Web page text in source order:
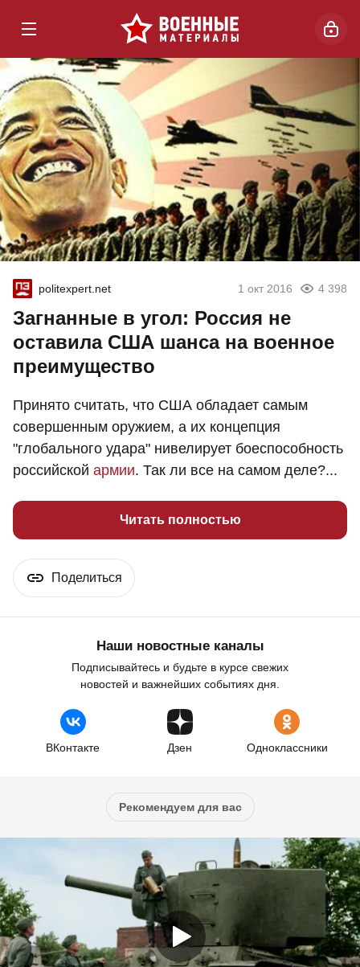
politexpert.net 1 окт 2016 4 398
Загнанные в угол: Россия не
оставила США шанса на военное
преимущество
Принято считать, что США обладает самым
совершенным оружием, а их концепция
"глобального удара" нивелирует боеспособность
российской армии. Так ли все на самом деле?...
Читать полностью
Поделиться
Наши новостные каналы
Подписывайтесь и будьте в курсе свежих
новостей и важнейших событиях дня.
ВКонтакте Дзен Одноклассники
Рекомендуем для вас